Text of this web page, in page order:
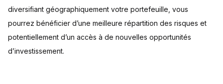
diversifiant géographiquement votre portefeuille, vous
pourrez bénéficier d’une meilleure répartition des risques et
potentiellement d’un accès à de nouvelles opportunités
d’investissement.